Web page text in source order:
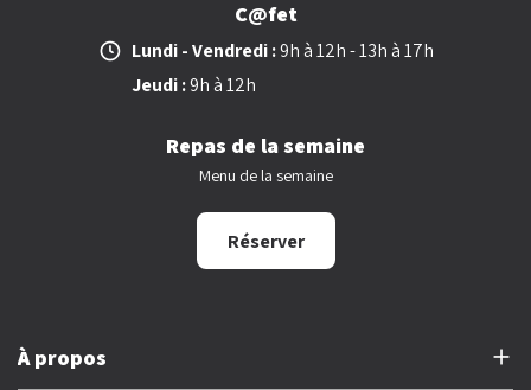
C@fet
Lundi - Vendredi :9h à 12h - 13h à 17h
Jeudi :9h à 12h
Repas de la semaine
Menu de la semaine
Réserver
À propos